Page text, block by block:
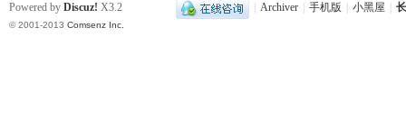
Archiver 手机版 小黑屋
Powered by Discuz! X3.2
© 2001-2013 Comsenz Inc.